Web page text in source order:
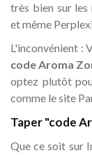
très bien sur les
et même
L'inconvénient :
code Aroma
optez plutôt
comme le site
Taper "code
Que ce soit sur